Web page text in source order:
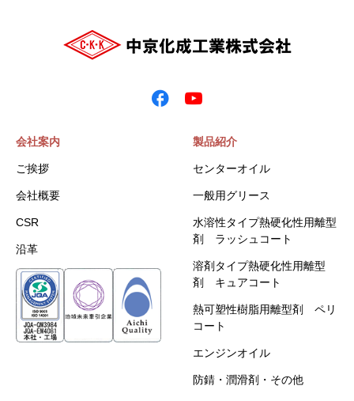
会社案内
ご挨拶
会社概要
CSR
沿革
製品紹介
センターオイル
一般用グリース
水溶性タイプ熱硬化性用離型
剤 ラッシュコート
溶剤タイプ熱硬化性用離型
剤 キュアコート
熱可塑性樹脂用離型剤 ペリ
コート
エンジンオイル
防錆・潤滑剤・その他